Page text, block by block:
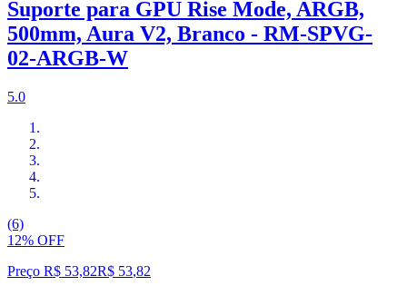
Suporte para GPU Rise Mode, ARGB,
500mm, Aura V2, Branco - RM-SPVG-
02-ARGB-W
5.0
(6)
12% OFF
Preço R$ 53,82R$ 53,82